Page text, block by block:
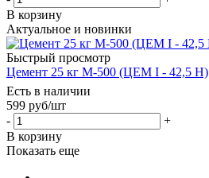
В корзину
Актуальное и новинки
Быстрый просмотр
Цемент 25 кг М-500 (ЦЕМ I - 42,5 Н)
Есть в наличии
599 руб/шт
-
+
В корзину
Показать еще